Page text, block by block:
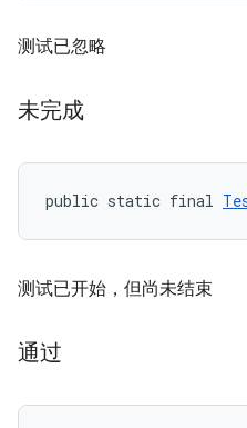
测试已忽略
未完成
public static final
测试已开始，但尚未结束
通过